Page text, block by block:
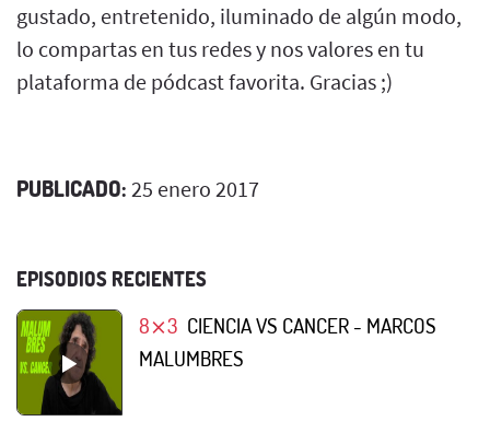
gustado, entretenido, iluminado de algún modo,
lo compartas en tus redes y nos valores en tu
plataforma de pódcast favorita. Gracias ;)
PUBLICADO: 25 enero 2017
EPISODIOS RECIENTES
8⨯3 CIENCIA VS CANCER - MARCOS
MALUMBRES